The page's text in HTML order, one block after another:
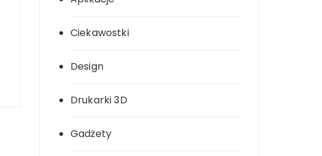
Ciekawostki
Design
Drukarki 3D
Gadżety